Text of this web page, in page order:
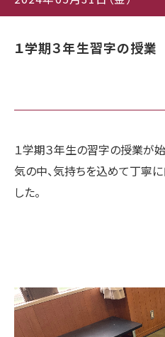
１学期３年生習字の授
１学期３年生の習字の授業が
気の中、気持ちを込めて丁寧
した。